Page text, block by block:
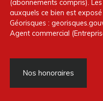
(abonnements compris).
auxquels ce bien est
Géorisques :
Agent commercial
Nos honoraires